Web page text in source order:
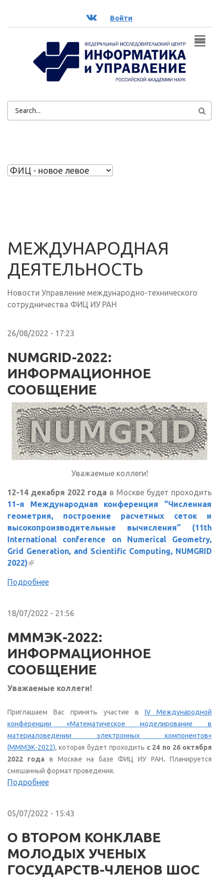
ВК Войти
ФОРМА
МЕЖДУНАРОДНАЯ
ДЕЯТЕЛЬНОСТЬ
Новости Управление международно-технического
сотрудничества ФИЦ ИУ РАН
26/08/2022 - 17:23
NUMGRID-2022:
ИНФОРМАЦИОННОЕ
СООБЩЕНИЕ
Уважаемые коллеги!
12-14 декабря 2022 года в Москве будет проходить
11-я Международная конференция "Численная
геометрия, построение расчетных сеток и
высокопроизводительные вычисления” (11th
International conference on Numerical Geometry,
Grid Generation, and Scientific Computing, NUMGRID
2022)(внешняя ссылка)
Подробнее
18/07/2022 - 21:56
МММЭК-2022:
ИНФОРМАЦИОННОЕ
СООБЩЕНИЕ
Уважаемые коллеги!
Приглашаем Вас принять участие в IV Международной
конференции «Математическое моделирование в
материаловедении электронных компонентов»
(МММЭК-2022), которая будет проходить с 24 по 26 октября
2022 года в Москве на базе ФИЦ ИУ РАН.Планируется
смешанный формат проведения.
Подробнее
05/07/2022 - 15:43
О ВТОРОМ КОНКЛАВЕ
МОЛОДЫХ УЧЕНЫХ
ГОСУДАРСТВ-ЧЛЕНОВ ШОС